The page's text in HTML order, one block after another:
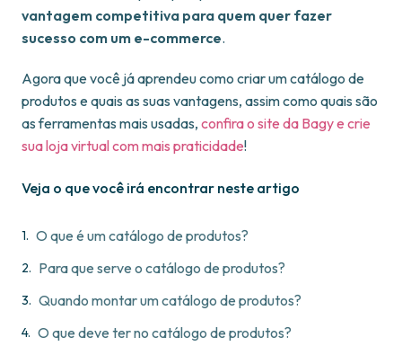
vantagem competitiva para quem quer fazer
sucesso com um e-commerce.
Agora que você já aprendeu como criar um catálogo de
produtos e quais as suas vantagens, assim como quais são
as ferramentas mais usadas, confira o site da Bagy e crie
sua loja virtual commais praticidade!
Veja o que você irá encontrar neste artigo
O que é um catálogo de produtos?
Para que serve o catálogo de produtos?
Quando montar um catálogo de produtos?
O que deve ter no catálogo de produtos?